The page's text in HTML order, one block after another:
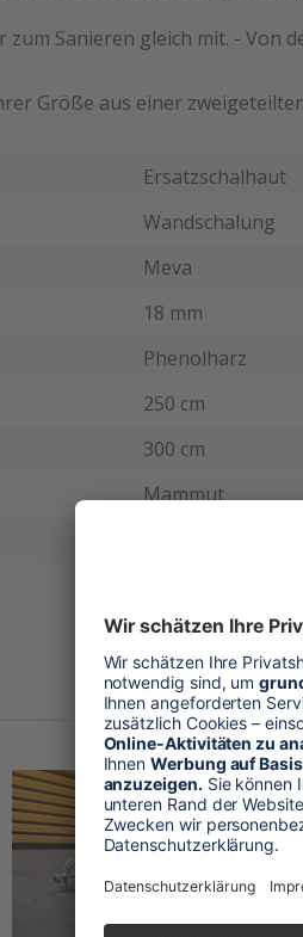
zum Sanieren gleich mit. -
Größe aus einer
Ersatzschalhaut
Wandschalung
Meva
18 mm
Phenolharz
250 cm
300 cm
Mammut